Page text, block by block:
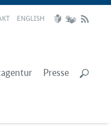
ENGLISH
Presse